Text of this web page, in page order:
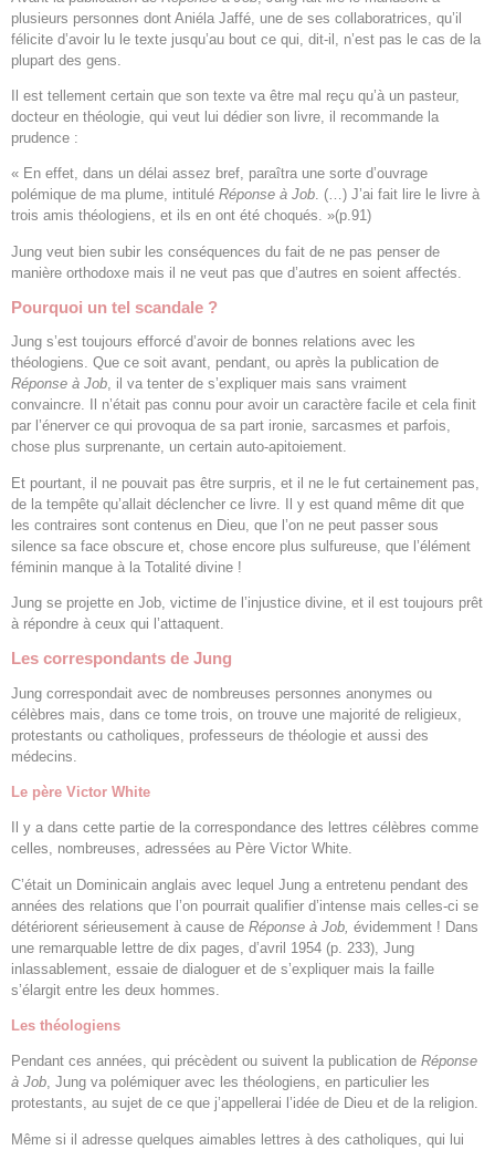
plusieurs personnes dont Aniéla Jaffé, une de ses collaboratrices, qu’il
félicite d’avoir lu le texte jusqu’au bout ce qui, dit-il, n’est pas le cas de la
plupart des gens.
Il est tellement certain que son texte va être mal reçu qu’à un pasteur,
docteur en théologie, qui veut lui dédier son livre, il recommande la
prudence :
« En effet, dans un délai assez bref, paraîtra une sorte d’ouvrage
polémique de ma plume, intitulé Réponse à Job. (…) J’ai fait lire le livre à
trois amis théologiens, et ils en ont été choqués. »(p.91)
Jung veut bien subir les conséquences du fait de ne pas penser de
manière orthodoxe mais il ne veut pas que d’autres en soient affectés.
Pourquoi un tel scandale ?
Jung s’est toujours efforcé d’avoir de bonnes relations avec les
théologiens. Que ce soit avant, pendant, ou après la publication de
Réponse à Job, il va tenter de s’expliquer mais sans vraiment
convaincre. Il n’était pas connu pour avoir un caractère facile et cela finit
par l’énerver ce qui provoqua de sa part ironie, sarcasmes et parfois,
chose plus surprenante, un certain auto-apitoiement.
Et pourtant, il ne pouvait pas être surpris, et il ne le fut certainement pas,
de la tempête qu’allait déclencher ce livre. Il y est quand même dit que
les contraires sont contenus en Dieu, que l’on ne peut passer sous
silence sa face obscure et, chose encore plus sulfureuse, que l’élément
féminin manque à la Totalité divine !
Jung se projette en Job, victime de l’injustice divine, et il est toujours prêt
à répondre à ceux qui l’attaquent.
Les correspondants de Jung
Jung correspondait avec de nombreuses personnes anonymes ou
célèbres mais, dans ce tome trois, on trouve une majorité de religieux,
protestants ou catholiques, professeurs de théologie et aussi des
médecins.
Le père Victor White
Il y a dans cette partie de la correspondance des lettres célèbres comme
celles, nombreuses, adressées au Père Victor White.
C’était un Dominicain anglais avec lequel Jung a entretenu pendant des
années des relations que l’on pourrait qualifier d’intense mais celles-ci se
détériorent sérieusement à cause de Réponse à Job, évidemment ! Dans
une remarquable lettre de dix pages, d’avril 1954 (p. 233), Jung
inlassablement, essaie de dialoguer et de s’expliquer mais la faille
s’élargit entre les deux hommes.
Les théologiens
Pendant ces années, qui précèdent ou suivent la publication de Réponse
à Job, Jung va polémiquer avec les théologiens, en particulier les
protestants, au sujet de ce que j’appellerai l’idée de Dieu et de la religion.
Même si il adresse quelques aimables lettres à des catholiques, qui lui